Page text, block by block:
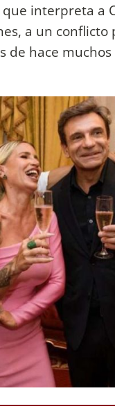
que interpreta a
a un conflicto
hace